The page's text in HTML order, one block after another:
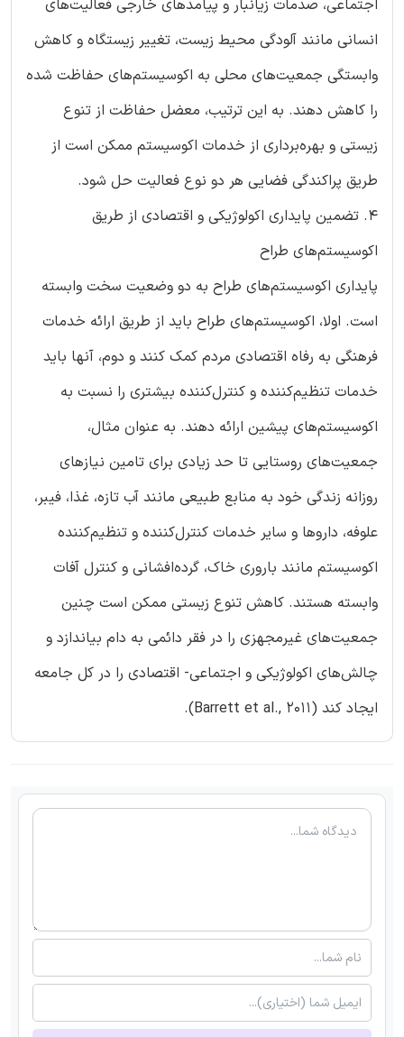
اجتماعی، صدمات زیانبار و پیامدهای خارجی فعالیت‌های
انسانی مانند آلودگی محیط زیست، تغییر زیستگاه و کاهش
وابستگی جمعیت‌های محلی به اکوسیستم‌های حفاظت شده
را کاهش دهند. به این ترتیب، معضل حفاظت از تنوع
زیستی و بهره‌برداری از خدمات اکوسیستم ممکن است از
طریق پراکندگی فضایی هر دو نوع فعالیت حل شود.
4. تضمین پایداری اکولوژیکی و اقتصادی از طریق
اکوسیستم‌های طراح
پایداری اکوسیستم‌های طراح به دو وضعیت سخت‌ وابسته
است. اولا، اکوسیستم‌های طراح باید از طریق ارائه خدمات
فرهنگی به رفاه اقتصادی مردم کمک کنند و دوم، آنها باید
خدمات تنظیم‌کننده‌ و کنترل‌کننده بیشتری را نسبت به
اکوسیستم‌های پیشین ارائه دهند. به عنوان مثال،
جمعیت‌های روستایی تا حد زیادی برای تامین نیازهای
روزانه زندگی خود به منابع طبیعی مانند آب تازه، غذا، فیبر،
علوفه، داروها و سایر خدمات کنترل‌کننده و تنظیم‌کننده
اکوسیستم مانند باروری خاک، گرده‌افشانی و کنترل آفات
وابسته هستند. کاهش تنوع زیستی ممکن است چنین
جمعیت‌های غیرمجهزی را در فقر دائمی به دام بیاندازد و
چالش‌های اکولوژیکی و اجتماعی- اقتصادی را در کل جامعه
ایجاد کند (Barrett et al., 2011).